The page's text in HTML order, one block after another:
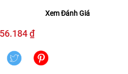
Xem Đánh Giá
₫